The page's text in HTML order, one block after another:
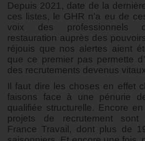
Depuis 2021, date de la
ces listes, le GHR n’a eu de
voix des professionnels
restauration auprès des
réjouis que nos alertes aient
que ce premier pas permette
des recrutements devenus
Il faut dire les choses en effet
faisons face à une pénurie
qualifiée structurelle. Encore
projets de recrutement sont
France Travail, dont plus de